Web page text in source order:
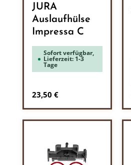
JURA
Auslaufhülse
Impressa C
Sofort verfügbar,
Lieferzeit: 1-3
Tage
Regulärer Preis:
23,50 €